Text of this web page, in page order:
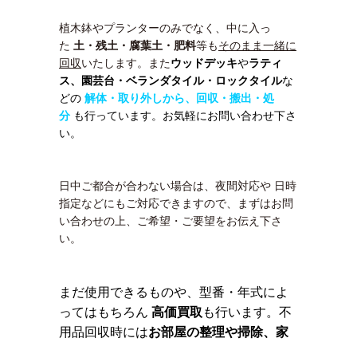
植木鉢やプランターのみでなく、中に入っ
た 土・残土・腐葉土・肥料等もそのまま一緒に
回収いたします。またウッドデッキやラティ
ス、園芸台・ ベランダタイル・ロックタイルな
どの 解体・取り外しから、回収・搬出・処
分 も行っています。お気軽にお問い合わせ下さ
い。
日中ご都合が合わない場合は、夜間対応や 日時
指定などにもご対応できますので、まずはお問
い合わせの上、ご希望・ご要望をお伝え下さ
い。
まだ使用できるものや、型番・年式によ
ってはもちろん 高価買取 も行います。不
用品回収時にはお部屋の整理や掃除、家